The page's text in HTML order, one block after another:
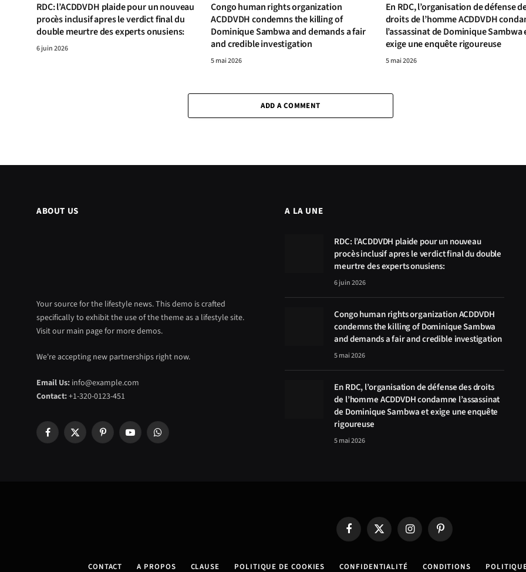
RDC: l’ACDDVDH plaide pour un nouveau
procès inclusif apres le verdict final du
double meurtre des experts onusiens:
6 juin 2026
Congo human rights organization
ACDDVDH condemns the killing of
Dominique Sambwa and demands a fair
and credible investigation
5 mai 2026
En RDC, l’organisation de défense
droits de l’homme ACDDVDH
l’assassinat de Dominique Sambwa
exige une enquête rigoureuse
5 mai 2026
ADD A COMMENT
ABOUT US
Your source for the lifestyle news. This demo is crafted
specifically to exhibit the use of the theme as a lifestyle site.
Visit our main page for more demos.
We're accepting new partnerships right now.
Email Us: info@example.com
Contact:+1-320-0123-451
Facebook
X
PinterestYouTubeWhatsApp
A LA UNE
RDC: l’ACDDVDH plaide pour un nouveau
procès inclusif apres le verdict final du double
meurtre des experts onusiens:
6 juin 2026
Congo human rights organization ACDDVDH
condemns the killing of Dominique Sambwa
and demands a fair and credible investigation
5 mai 2026
En RDC, l’organisation de défense des droits
de l’homme ACDDVDH condamne l’assassinat
de Dominique Sambwa et exige une enquête
rigoureuse
5 mai 2026
FacebookX
(Twitter)
InstagramPinterest
CONTACT A PROPOS CLAUSE POLITIQUE DE COOKIES CONFIDENTIALITÉ CONDITIONS